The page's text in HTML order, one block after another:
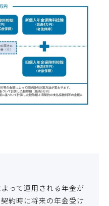
って運用される年金が
約時に将来の年金受け